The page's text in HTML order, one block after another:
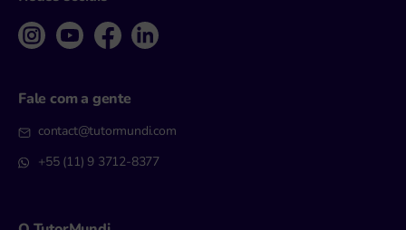
Fale com a gente
contact@tutormundi.com
+55 (11) 9 3712-8377